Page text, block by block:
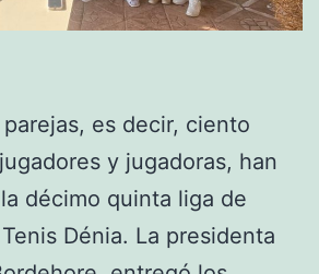
es decir, ciento
y jugadoras, han
décimo quinta liga de
Dénia. La presidenta